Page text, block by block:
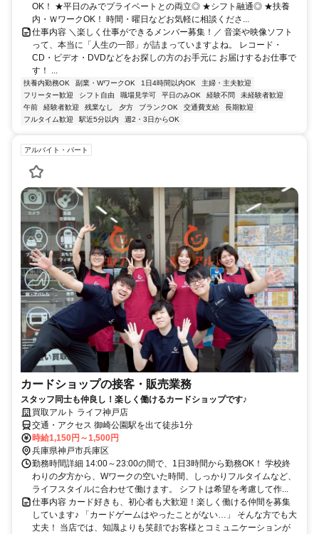
OK！ ★平日のみでプライベートとの両立◎ ★シフト融通◎ ★扶養
内・ＷワークOK！ 時間・曜日などお気軽に相談くださ...
仕事内容 ＼楽しく仕事ができるメンバー募集！／ 音楽や映像ソフト
って、本当に「人生の一部」が詰まっていますよね。 レコード・
CD・ビデオ・DVDなどをお探しの方のお手元に お届けするお仕事で
す！ ...
扶養内勤務OK 副業・WワークOK 1日4時間以内OK
主婦・主夫歓迎
フリーター歓迎
シフト自由 職場見学可 平日のみOK 経験不問
未経験者歓迎
午前
経験者歓迎 残業なし 夕方 ブランクOK 交通費支給
長期歓迎
フルタイム歓迎
駅近5分以内 週2・3日からOK
アルバイト・パート
カードショップの接客・販売業務
スタッフ同士も仲良し！楽しく働けるカードショップです♪
買取アルト ライフ神戸店
交通・アクセス 御崎公園駅を出て徒歩1分
時給1,150円～1,500円
兵庫県神戸市兵庫区
勤務時間詳細 14:00～23:00の間で、1日3時間から勤務OK！ 学校終
わりの夕方から、Wワークの空いた時間、しっかりフルタイムなど、
ライフスタイルに合わせて働けます。 シフトは希望を考慮して作...
仕事内容 カード好きも、初心者も大歓迎！楽しく働ける仲間を募集
しています♪ 「カードゲームはやったことがない…」 そんな方でも大
丈夫！ 当店では、知識よりも笑顔でお客様とコミュニケーションが